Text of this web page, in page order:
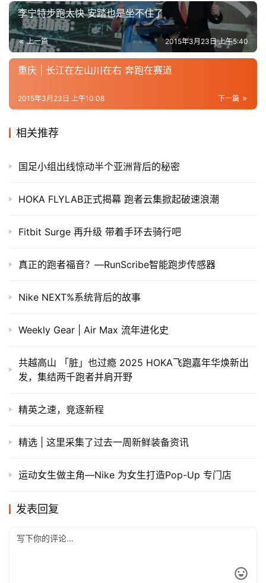
李宁特步跑太快 安踏也是坐不住了
上一篇 2015年3月23日 上午5:40
重庆 | 长江在左山川在右 奔跑在赛道
下一篇
2015年3月23日 上午10:08
相关推荐
国足小组出线惊动半个亚洲背后的秘密
HOKA FLYLAB正式揭幕 跑者云集掀起破速浪潮
Fitbit Surge 再升级 带着手环去骑行吧
真正的跑者福音？—RunScribe智能跑步传感器
Nike NEXT%系统背后的故事
Weekly Gear | Air Max 流年进化史
共越高山 「脏」也过瘾 2025 HOKA飞跑嘉年华焕新出
发，集结两千跑者并肩开野
精英之速，竞逐新程
精选 | 这里采集了过去一周新鲜装备资讯
运动女生做主角—Nike 为女生打造Pop-Up 专门店
发表回复